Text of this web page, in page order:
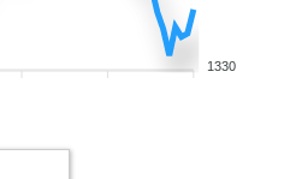
1330